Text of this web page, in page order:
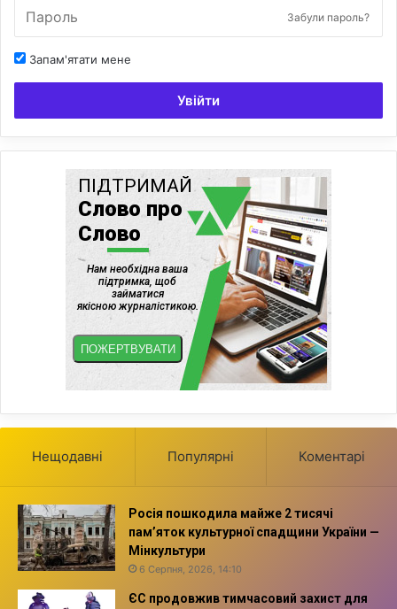
Забули пароль?
Запам'ятати мене
Увійти
Нещодавні Популярні Коментарі
Росія пошкодила майже 2 тисячі
пам’яток культурної спадщини України —
Мінкультури
6 Серпня, 2026, 14:10
ЄС продовжив тимчасовий захист для